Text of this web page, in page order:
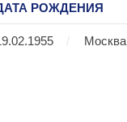
РОЖДЕНИЯ
/ Москва